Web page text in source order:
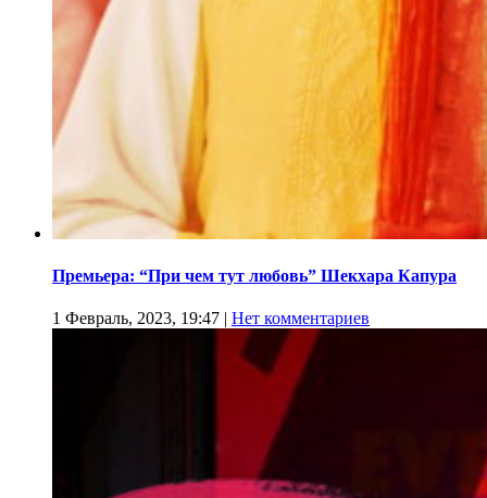
Премьера: “При чем тут любовь” Шекхара Капура
1 Февраль, 2023, 19:47 | Нет комментариев